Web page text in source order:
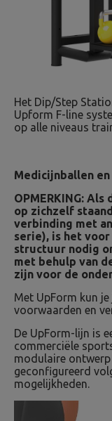
Het Dip/Step
Upform F-line
op alle niveaus
Medicijnballen
OPMERKING:
op zichzelf
verbinding met
serie), is het
structuur nodig
met behulp van
zijn voor de
Met UpForm kun
voorwaarden en
De UpForm-lijn is
commerciële
modulaire
geconfigureerd
mogelijkheden.